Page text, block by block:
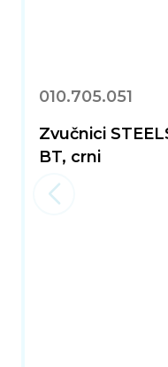
010.705.051
Zvučnici
BT, crni